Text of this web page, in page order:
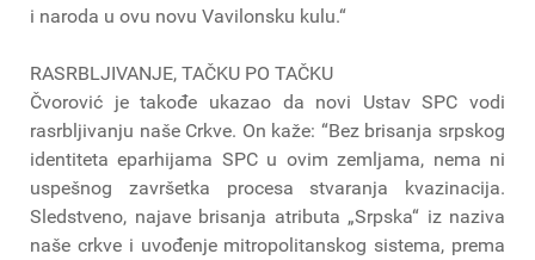
i naroda u ovu novu Vavilonsku kulu.“
RASRBLJIVANJE, TAČKU PO TAČKU
Čvorović je takođe ukazao da novi Ustav SPC vodi
rasrbljivanju naše Crkve. On kaže: “Bez brisanja srpskog
identiteta eparhijama SPC u ovim zemljama, nema ni
uspešnog završetka procesa stvaranja kvazinacija.
Sledstveno, najave brisanja atributa „Srpska“ iz naziva
naše crkve i uvođenje mitropolitanskog sistema, prema